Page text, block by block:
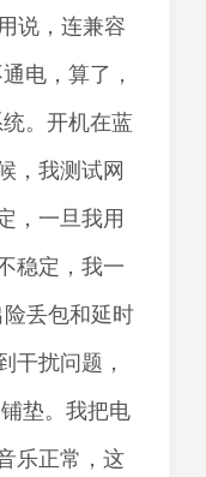
说，连兼容
电，算了，
。开机在蓝
，我测试网
，一旦我用
稳定，我一
丢包和延时
干扰问题，
垫。我把电
乐正常，这